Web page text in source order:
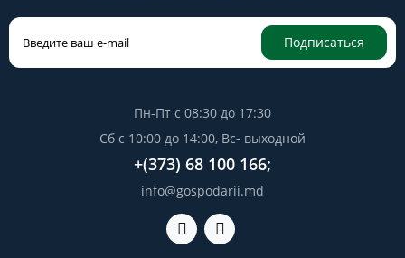
Подписаться
Пн-Пт с 08:30 до 17:30
Сб с 10:00 до 14:00, Вс- выходной
+(373) 68 100 166;
info@gospodarii.md